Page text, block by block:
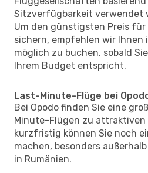
Sitzverfügbarkeit verwendet
Um den günstigsten Preis für
sichern, empfehlen wir Ihnen
möglich zu buchen, sobald
Ihrem Budget entspricht.
Last-Minute-Flüge bei
Bei Opodo finden Sie eine
Minute-Flügen zu attraktiven
kurzfristig können Sie noch
machen, besonders
in Rumänien.